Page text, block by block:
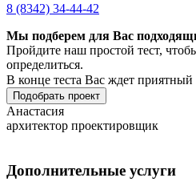
8 (8342) 34-44-42
Мы подберем для Вас
Пройдите наш простой тест,
определиться.
В конце теста Вас ждет
Подобрать проект
Анастасия
архитектор проектировщик
Дополнительные услуги